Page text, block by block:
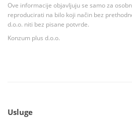
Ove informacije objavljuju se samo za
reproducirati na bilo koji način bez
d.o.o. niti bez pisane potvrde.
Konzum plus d.o.o.
Usluge